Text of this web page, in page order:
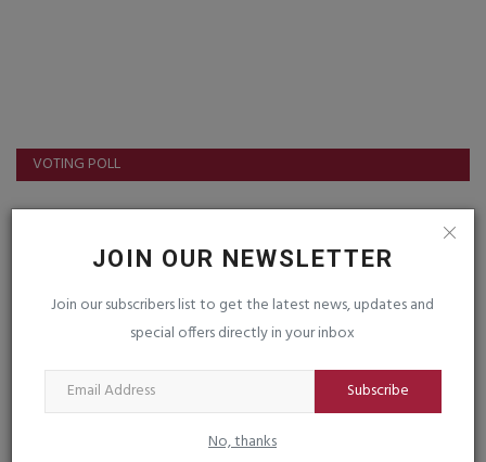
JOIN OUR NEWSLETTER
Join our subscribers list to get the latest news, updates and
special offers directly in your inbox
Subscribe
No, thanks
VOTING POLL
FOLLOW US
Instagram
Youtube